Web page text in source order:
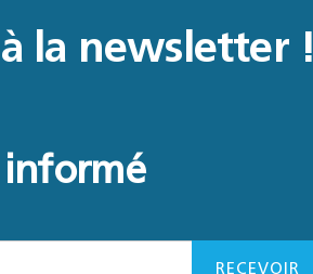
la newsletter !
informé